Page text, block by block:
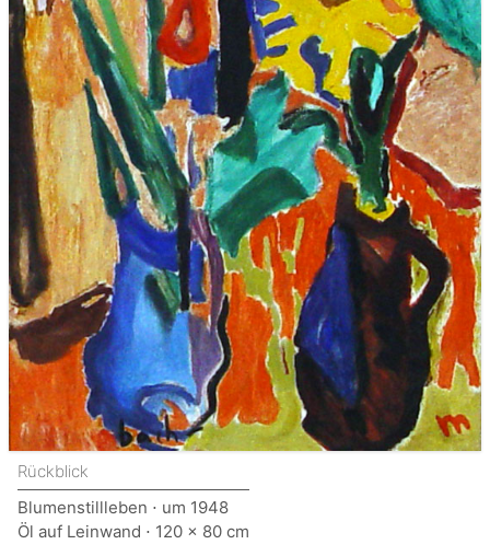
Rückblick
Blumenstillleben ⋅ um 1948
Öl auf Leinwand ⋅ 120 x 80 cm